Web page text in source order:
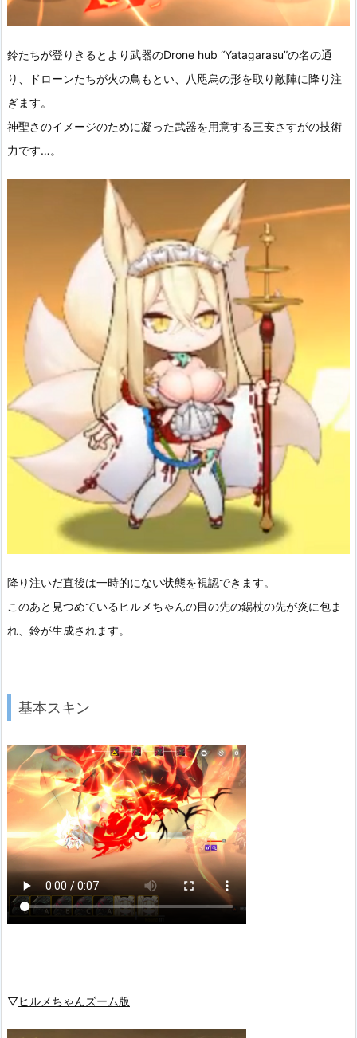
鈴たちが登りきるとより武器のDrone hub “Yatagarasu”の名の通
り、ドローンたちが火の鳥もとい、八咫烏の形を取り敵陣に降り注
ぎます。
神聖さのイメージのために凝った武器を用意する三安さすがの技術
力です…。
降り注いだ直後は一時的にない状態を視認できます。
このあと見つめているヒルメちゃんの目の先の錫杖の先が炎に包ま
れ、鈴が生成されます。
基本スキン
▽ヒルメちゃんズーム版